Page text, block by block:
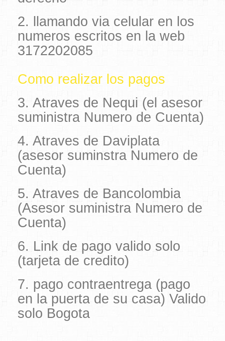
2. llamando via celular en los
numeros escritos en la web
3172202085
Como realizar los pagos
3. Atraves de Nequi (el asesor
suministra Numero de Cuenta)
4. Atraves de Daviplata
(asesor suminstra Numero de
Cuenta)
5. Atraves de Bancolombia
(Asesor suministra Numero de
Cuenta)
6. Link de pago valido solo
(tarjeta de credito)
7. pago contraentrega (pago
en la puerta de su casa) Valido
solo Bogota